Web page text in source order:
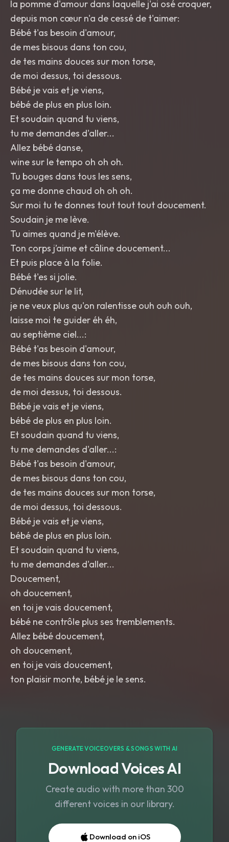
la pomme d'amour dans laquelle j'ai osé croquer,
depuis mon cœur n'a de cessé de t'aimer:
Bébé t'as besoin d'amour,
de mes bisous dans ton cou,
de tes mains douces sur mon torse,
de moi dessus, toi dessous.
Bébé je vais et je viens,
bébé de plus en plus loin.
Et soudain quand tu viens,
tu me demandes d'aller...
Allez bébé danse,
wine sur le tempo oh oh oh.
Tu bouges dans tous les sens,
ça me donne chaud oh oh oh.
Sur moi tu te donnes tout tout tout doucement.
Soudain je me lève.
Tu aimes quand je m'élève.
Ton corps j’aime et câline doucement...
Et puis place à la folie.
Bébé t'es si jolie.
Dénudée sur le lit,
je ne veux plus qu'on ralentisse ouh ouh ouh,
laisse moi te guider éh éh,
au septième ciel...:
Bébé t'as besoin d'amour,
de mes bisous dans ton cou,
de tes mains douces sur mon torse,
de moi dessus, toi dessous.
Bébé je vais et je viens,
bébé de plus en plus loin.
Et soudain quand tu viens,
tu me demandes d'aller...:
Bébé t'as besoin d'amour,
de mes bisous dans ton cou,
de tes mains douces sur mon torse,
de moi dessus, toi dessous.
Bébé je vais et je viens,
bébé de plus en plus loin.
Et soudain quand tu viens,
tu me demandes d'aller...
Doucement,
oh doucement,
en toi je vais doucement,
bébé ne contrôle plus ses tremblements.
Allez bébé doucement,
oh doucement,
en toi je vais doucement,
GENERATE VOICEOVERS & SONGS WITH AI
Download Voices AI
Create audio with more than 300
different voices in our library.
Download on iOS